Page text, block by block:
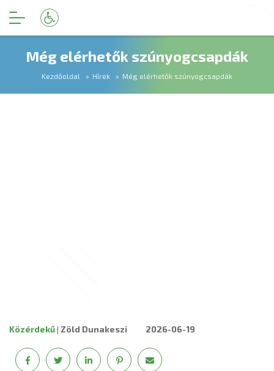
Még elérhetők szúnyogcsapdák
Kezdőoldal Hírek Még elérhetők szúnyogcsapdák
Közérdekű| Zöld Dunakeszi 2026-06-19